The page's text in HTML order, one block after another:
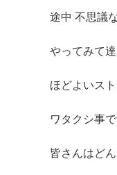
途中 不思議
やってみて
ほどよいス
ワタクシ事
皆さんはど